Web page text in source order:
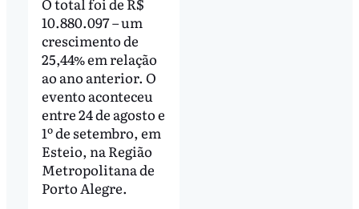
10.880.097 – um
crescimento de
25,44% em relação
ao ano anterior. O
evento aconteceu
entre 24 de agosto e
1º de setembro, em
Esteio, na Região
Metropolitana de
Porto Alegre.